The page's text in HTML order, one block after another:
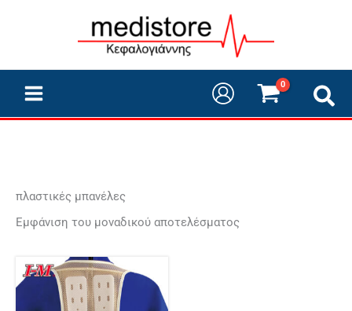
πλαστικές μπανέλες
Εμφάνιση του μοναδικού αποτελέσματος
Αυτό
το
προϊόν